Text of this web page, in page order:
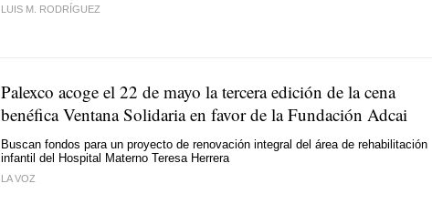
LUIS M. RODRÍGUEZ
Palexco acoge el 22 de mayo la tercera edición de la cena
benéfica Ventana Solidaria en favor de la Fundación Adcai
Buscan fondos para un proyecto de renovación integral del área de rehabilitación
infantil del Hospital Materno Teresa Herrera
LA VOZ